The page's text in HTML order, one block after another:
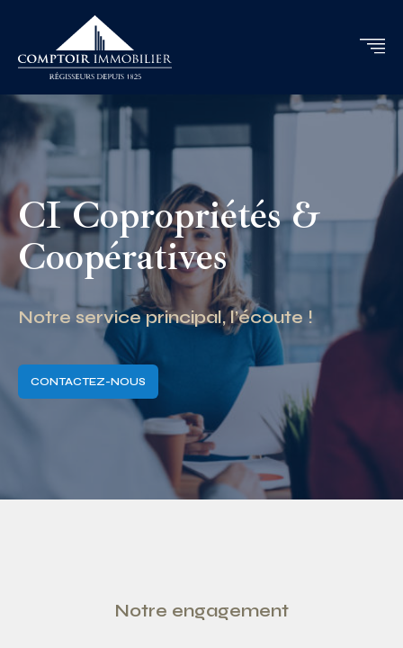
CI Copropriétés &
Coopératives
Notre service principal, l’écoute !
CONTACTEZ-NOUS
Notre engagement